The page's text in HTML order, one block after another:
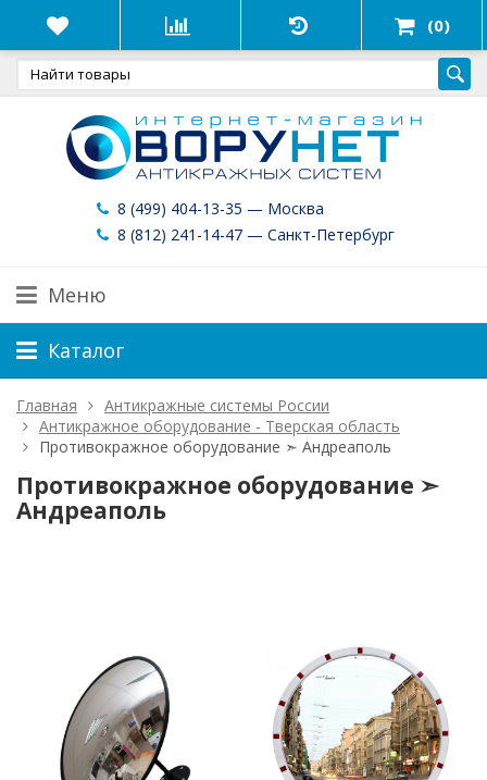
(0)
8 (499) 404-13-35 — Москва
8 (812) 241-14-47 — Санкт-Петербург
Меню
Каталог
Главная
Антикражные системы России
Антикражное оборудование - Тверская область
Противокражное оборудование ➣ Андреаполь
Противокражное оборудование ➣
Андреаполь